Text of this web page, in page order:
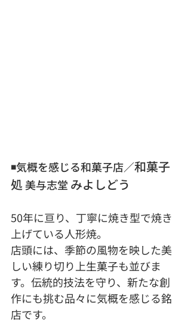
◾️気概を感じる和菓子店／和菓子
処 美与志堂 みよしどう
50年に亘り、丁寧に焼き型で焼き
上げている人形焼。
店頭には、季節の風物を映した美
しい練り切り上生菓子も並びま
す。伝統的技法を守り、新たな創
作にも挑む品々に気概を感じる銘
店です。